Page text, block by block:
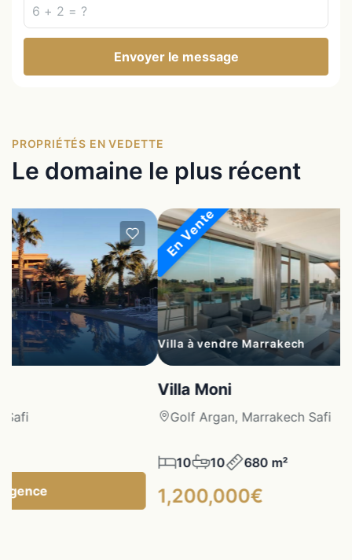
Envoyer le message
PROPRIÉTÉS EN VEDETTE
Le domaine le plus récent
En Vente
Villa à vendre Marrakech
Villa Moni
Golf Argan, Marrakech Safi
10 10 680 m²
1,200,000€